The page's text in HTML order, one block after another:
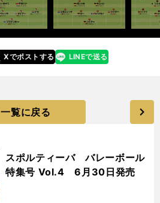
Xでポストする
line LINEで送る
一覧に戻る
スポルティーバ バレーボール
特集号 Vol.4 6月30日発売